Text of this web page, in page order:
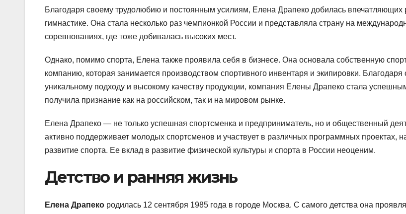
Благодаря своему трудолюбию и постоянным усилиям, Елена Драпеко добилась впечатляющих
гимнастике. Она стала несколько раз чемпионкой России и представляла страну на
соревнованиях, где тоже добивалась высоких мест.
Однако, помимо спорта, Елена также проявила себя в бизнесе. Она основала собственную
компанию, которая занимается производством спортивного инвентаря и экипировки. Благодаря
уникальному подходу и высокому качеству продукции, компания Елены Драпеко стала
получила признание как на российском, так и на мировом рынке.
Елена Драпеко — не только успешная спортсменка и предприниматель, но и общественный
активно поддерживает молодых спортсменов и участвует в различных программных проектах,
развитие спорта. Ее вклад в развитие физической культуры и спорта в России неоценим.
Детство и ранняя жизнь
Елена Драпеко родилась 12 сентября 1985 года в городе Москва. С самого детства она